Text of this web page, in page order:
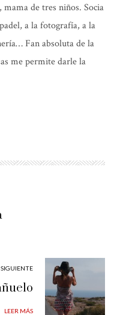
de tres niños. Socia
a la fotografía, a la
Fan absoluta de la
me permite darle la
LEER MÁS